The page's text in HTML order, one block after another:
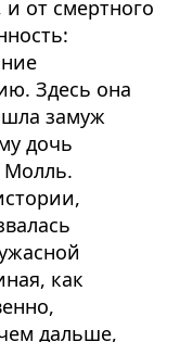
от смертного
Здесь она
замуж
дочь
как
дальше,